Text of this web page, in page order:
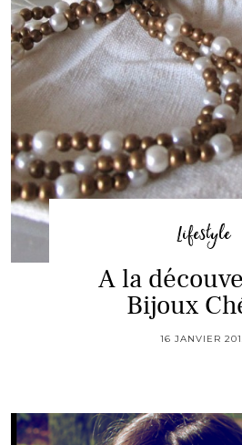
Lifestyle
A la
Bijoux
16 JANVIER